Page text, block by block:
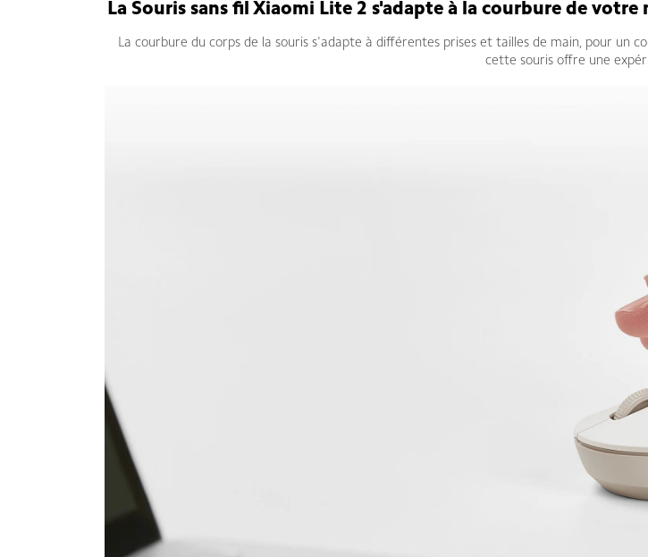
La Souris sans fil Xiaomi Lite 2 s'adapte à la courbure de
La courbure du corps de la souris s'adapte à différentes prises et tailles de main, pour un
cette souris offre une